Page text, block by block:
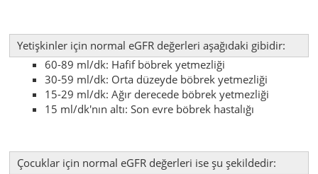
Yetişkinler için normal eGFR değerleri aşağıdaki gibidir:
60-89 ml/dk: Hafif böbrek yetmezliği
30-59 ml/dk: Orta düzeyde böbrek yetmezliği
15-29 ml/dk: Ağır derecede böbrek yetmezliği
15 ml/dk'nın altı: Son evre böbrek hastalığı
Çocuklar için normal eGFR değerleri ise şu şekildedir: